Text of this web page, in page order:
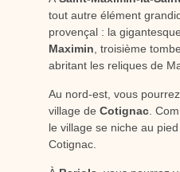
tout autre élément
provençal : la gigantesque
Maximin , troisième
abritant les reliques de
Au nord-est, vous
village de Cotignac.
le village se niche au
Cotignac.